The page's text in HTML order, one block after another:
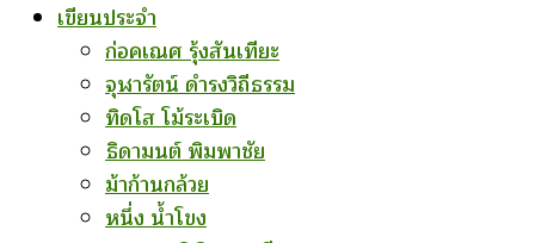
เขียนประจำ
ก่อคเณศ รุ้งสันเทียะ
จุฬารัตน์ ดำรงวิถีธรรม
ทิดโส โม้ระเบิด
ธิดามนต์ พิมพาชัย
ม้าก้านกล้วย
หนึ่ง น้ำโขง